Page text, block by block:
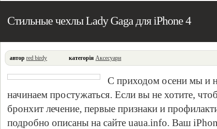
Стильные чехлы Lady Gaga для iPhone 4
автор red birdy категорія Аксесуари
С приходом осени мы и
начинаем простужаться. Если вы не хотите,
бронхит лечение, первые признаки и
подробно описаны на сайте uaua.info. Ваш